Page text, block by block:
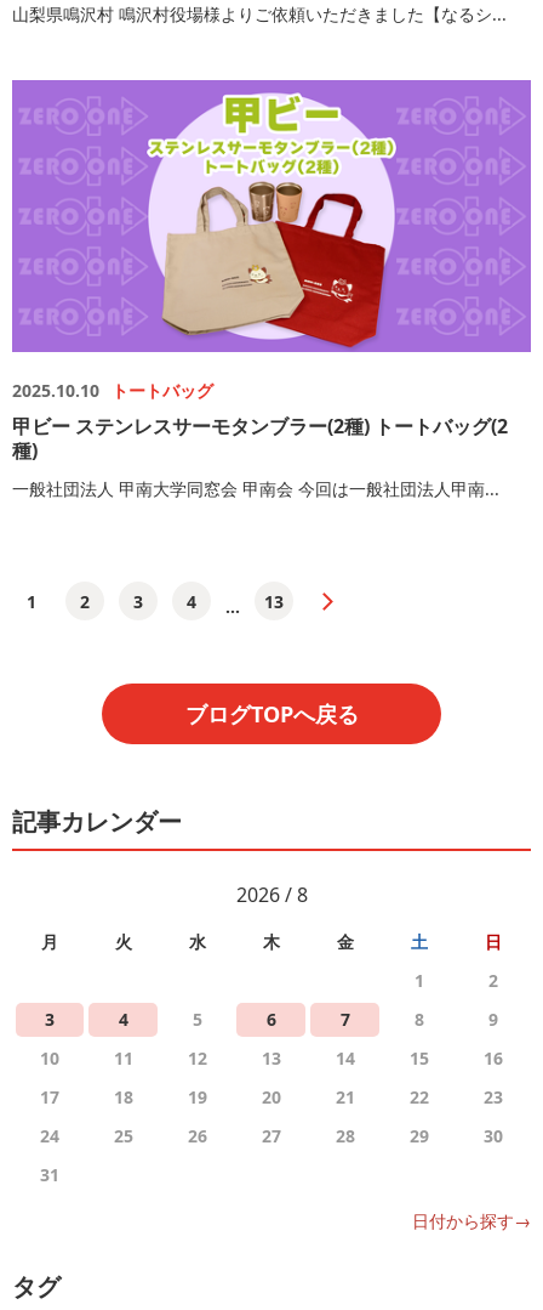
山梨県鳴沢村 鳴沢村役場様よりご依頼いただきました【なるシ...
2025.10.10 トートバッグ
甲ビー ステンレスサーモタンブラー(2種) トートバッグ(2
種)
一般社団法人 甲南大学同窓会 甲南会 今回は一般社団法人甲南...
1 2 3 4 ... 13
ブログTOPへ戻る
記事カレンダー
2026 / 8
月 火 水 木 金 土
日
1
2
3
4 5 6 7 8
9
10
11 12 13 14 15
16
17
18 19 20 21 22
23
24
25 26 27 28 29
30
31
日付から探す→
タグ